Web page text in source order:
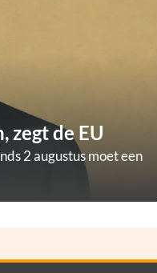
zegt de EU
2 augustus moet een